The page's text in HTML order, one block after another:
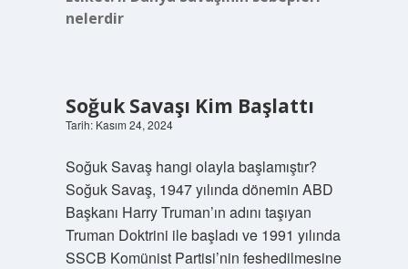
nelerdir
Soğuk Savaşı Kim Başlattı
Tarih: Kasım 24, 2024
Soğuk Savaş hangi olayla başlamıştır?
Soğuk Savaş, 1947 yılında dönemin ABD
Başkanı Harry Truman’ın adını taşıyan
Truman Doktrini ile başladı ve 1991 yılında
SSCB Komünist Partisi’nin feshedilmesine